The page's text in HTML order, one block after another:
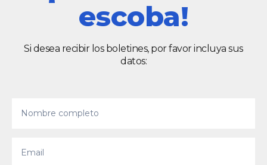
escoba!
Si desea recibir los boletines, por favor incluya sus
datos: